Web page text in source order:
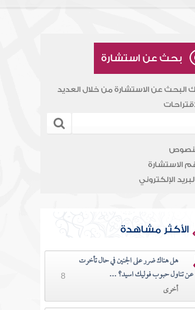
بحث عن استشارة
البحث عن الاستشارة من خلال العديد
الاستشارة
الإلكتروني
الأكثر مشاهدة
هل هناك ضرر على الجنين في حال تأخرت
عن تناول حبوب فوليك اسيد؟ ...
أخرى
8